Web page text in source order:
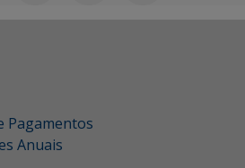
Pagamentos
Anuais